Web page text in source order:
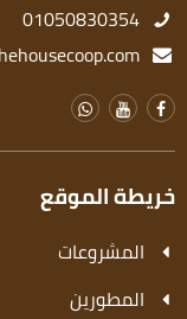
01050830354
خريطة الموقع
المشروعات
المطورين